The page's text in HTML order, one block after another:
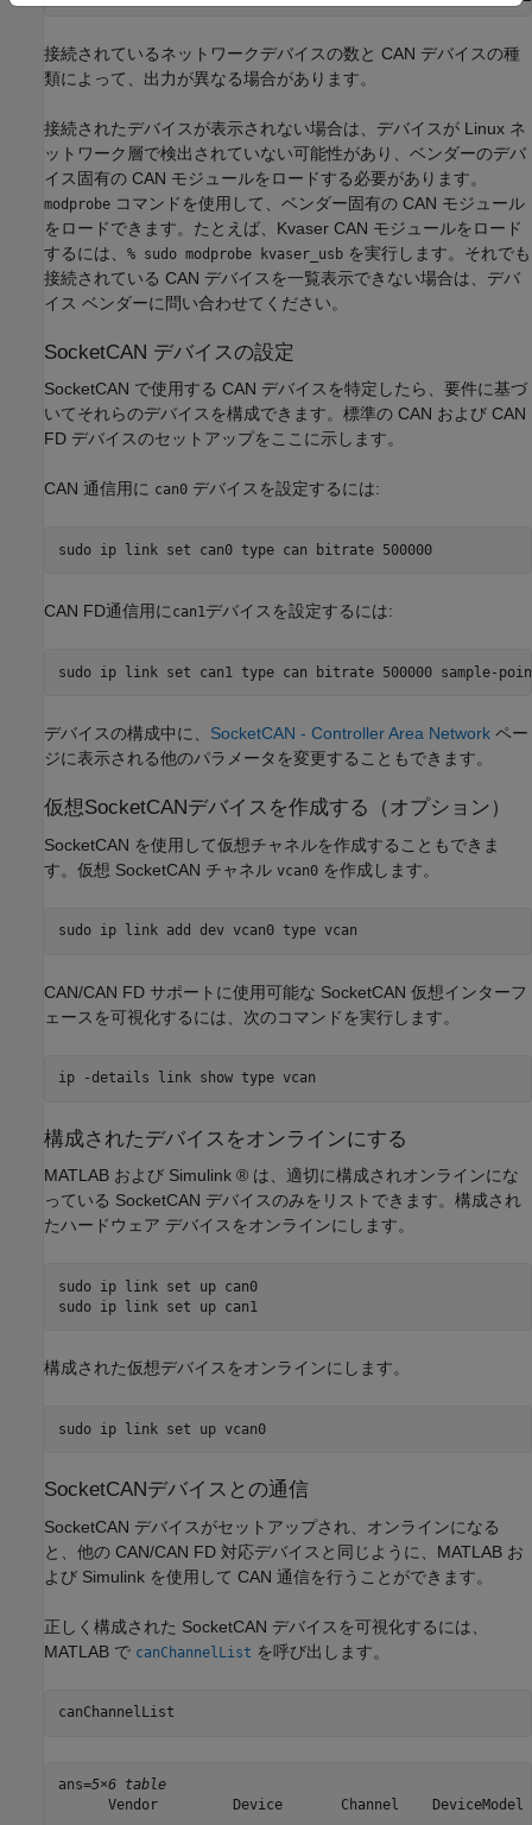
接続されているネットワークデバイスの数と CAN デバイスの種
類によって、出力が異なる場合があります。
接続されたデバイスが表示されない場合は、デバイスが Linux ネ
ットワーク層で検出されていない可能性があり、ベンダーのデバ
イス固有の CAN モジュールをロードする必要があります。
modprobe コマンドを使用して、ベンダー固有の CAN モジュール
をロードできます。たとえば、Kvaser CAN モジュールをロード
するには、 % sudo modprobe kvaser_usb を実行します。それでも
接続されている CAN デバイスを一覧表示できない場合は、デバ
イス ベンダーに問い合わせてください。
SocketCAN デバイスの設定
SocketCAN で使用する CAN デバイスを特定したら、要件に基づ
いてそれらのデバイスを構成できます。標準の CAN および CAN
FD デバイスのセットアップをここに示します。
CAN 通信用に can0 デバイスを設定するには:
sudo ip link set can0 type can bitrate 500000
CAN FD通信用にcan1デバイスを設定するには:
デバイスの構成中に、 SocketCAN - Controller Area Network ペー
ジに表示される他のパラメータを変更することもできます。
仮想SocketCANデバイスを作成する（オプション）
SocketCAN を使用して仮想チャネルを作成することもできま
す。仮想 SocketCAN チャネル vcan0 を作成します。
CAN/CAN FD サポートに使用可能な SocketCAN 仮想インターフ
ェースを可視化するには、次のコマンドを実行します。
構成されたデバイスをオンラインにする
MATLAB および Simulink ® は、適切に構成されオンラインにな
っている SocketCAN デバイスのみをリストできます。構成され
たハードウェア デバイスをオンラインにします。
sudo ip link set up can0
構成された仮想デバイスをオンラインにします。
sudo ip link set up vcan0
SocketCANデバイスとの通信
SocketCAN デバイスがセットアップされ、オンラインになる
と、他の CAN/CAN FD 対応デバイスと同じように、MATLAB お
よび Simulink を使用して CAN 通信を行うことができます。
正しく構成された SocketCAN デバイスを可視化するには、
MATLAB で canChannelList を呼び出します。
canChannelList
ans=5×6 table
Vendor         Device       Channel